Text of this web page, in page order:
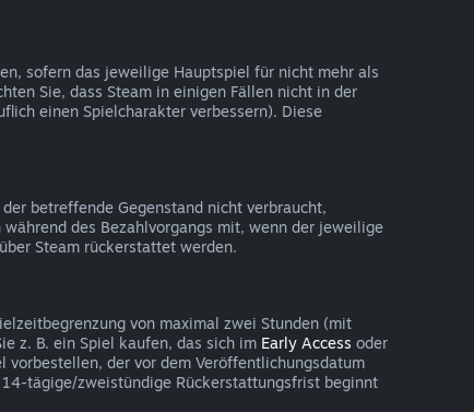
sofern das jeweilige Hauptspiel für nicht mehr als
Sie, dass Steam in einigen Fällen nicht in der
einen Spielcharakter verbessern). Diese
betreffende Gegenstand nicht verbraucht,
des Bezahlvorgangs mit, wenn der jeweilige
Steam rückerstattet werden.
von maximal zwei Stunden (mit
z. B. ein Spiel kaufen, das sich im Early Access oder
der vor dem Veröffentlichungsdatum
tägige/zweistündige Rückerstattungsfrist beginnt